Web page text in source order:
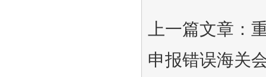
上一篇文章：
申报错误海关